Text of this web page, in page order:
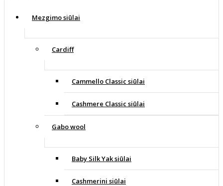
Mezgimo siūlai
Cardiff
Cammello Classic siūlai
Cashmere Classic siūlai
Gabo wool
Baby Silk Yak siūlai
Cashmerini siūlai